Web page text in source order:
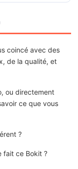
coincé avec des
de la qualité, et
ou directement
ce que vous
?
fait ce Bokit ?